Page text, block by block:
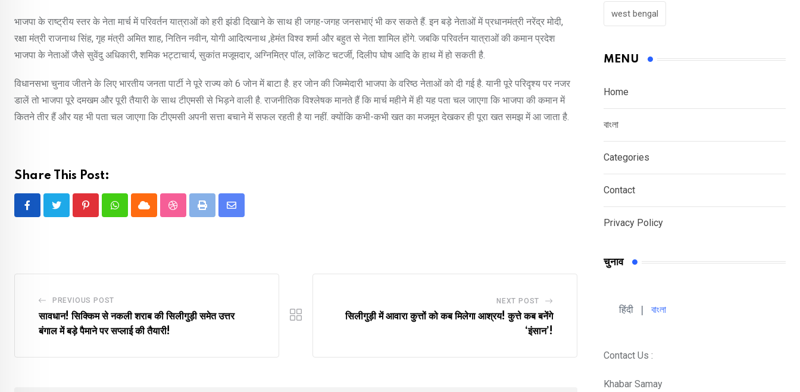
भाजपा के राष्ट्रीय स्तर के नेता मार्च में परिवर्तन यात्राओं को हरी झंडी दिखाने के साथ ही जगह-जगह जनसभाएं भी कर सकते हैं. इन बड़े नेताओं में प्रधानमंत्री नरेंद्र मोदी,
रक्षा मंत्री राजनाथ सिंह, गृह मंत्री अमित शाह, नितिन नवीन, योगी आदित्यनाथ ,हेमंत विश्व शर्मा और बहुत से नेता शामिल होंगे. जबकि परिवर्तन यात्राओं की कमान प्रदेश
भाजपा के नेताओं जैसे सुवेंदु अधिकारी, शमिक भट्टाचार्य, सुकांत मजूमदार, अग्निमित्र पॉल, लॉकेट चटर्जी, दिलीप घोष आदि के हाथ में हो सकती है.
विधानसभा चुनाव जीतने के लिए भारतीय जनता पार्टी ने पूरे राज्य को 6 जोन में बाटा है. हर जोन की जिम्मेदारी भाजपा के वरिष्ठ नेताओं को दी गई है. यानी पूरे परिदृश्य पर नजर
डालें तो भाजपा पूरे दमखम और पूरी तैयारी के साथ टीएमसी से भिड़ने वाली है. राजनीतिक विश्लेषक मानते हैं कि मार्च महीने में ही यह पता चल जाएगा कि भाजपा की कमान में
कितने तीर हैं और यह भी पता चल जाएगा कि टीएमसी अपनी सत्ता बचाने में सफल रहती है या नहीं. क्योंकि कभी-कभी खत का मजमून देखकर ही पूरा खत समझ में आ जाता है.
Share This Post:
PinterestWhatsappCloud StumbleUpon
Print
Share
PREVIOUS POST
सावधान! सिक्किम से नकली शराब की सिलीगुड़ी समेत उत्तर
बंगाल में बड़े पैमाने पर सप्लाई की तैयारी!
NEXT POST
सिलीगुड़ी में आवारा कुत्तों को कब मिलेगा आश्रय! कुत्ते कब बनेंगे
‘इंसान’!
west bengal
MENU
Home
বাংলা
Categories
Contact
Privacy Policy
चुनाव
हिंदी | বাংলা
Contact Us :
Khabar Samay